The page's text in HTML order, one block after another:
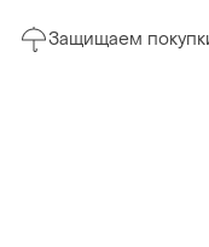
Защищаем